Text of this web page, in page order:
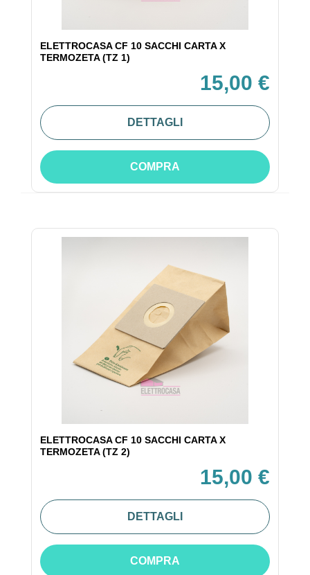
ELETTROCASA CF 10 SACCHI CARTA X
TERMOZETA (TZ 1)
15,00 €
DETTAGLI
COMPRA
ELETTROCASA CF 10 SACCHI CARTA X
TERMOZETA (TZ 2)
15,00 €
DETTAGLI
COMPRA